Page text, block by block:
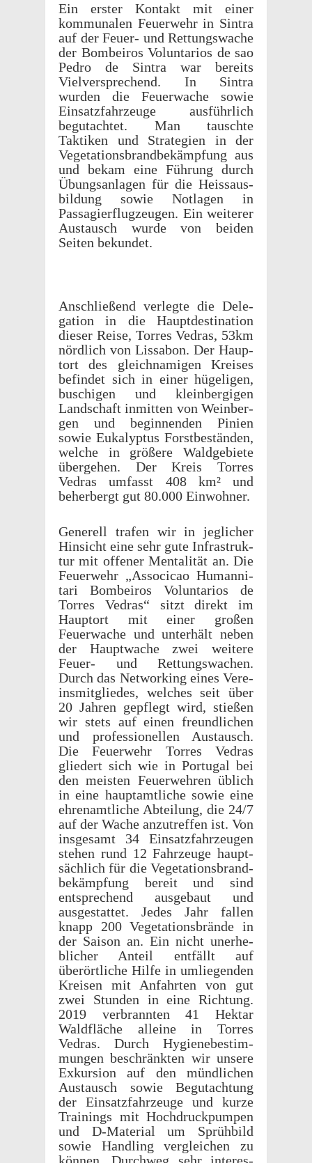
Ein erster Kontakt mit einer
kommu­nalen Feuer­wehr in Sintra
auf der Feuer- und Rettungswache
der Bombeiros Volun­tar­ios de sao
Pedro de Sintra war bere­its
Vielver­sprechend. In Sintra
wurden die Feuerwache sowie
Einsatz­fahrzeuge ausführlich
begutachtet. Man tauschte
Taktiken und Strate­gien in der
Vege­ta­tions­brand­bekämp­fung aus
und bekam eine Führung durch
Übungsan­la­gen für die Heis­saus­
bil­dung sowie Notla­gen in
Passagier­flugzeu­gen. Ein weit­erer
Austausch wurde von beiden
Seiten bekundet.
Anschließend verlegte die Dele­
ga­tion in die Haupt­des­ti­na­tion
dieser Reise, Torres Vedras, 53km
nördlich von Liss­abon. Der Haup­
tort des gleich­nami­gen Kreises
befindet sich in einer hügeli­gen,
buschi­gen und klein­bergi­gen
Land­schaft inmit­ten von Wein­ber­
gen und begin­nen­den Pinien
sowie Euka­lyp­tus Forst­bestän­den,
welche in größere Waldge­bi­ete
überge­hen. Der Kreis Torres
Vedras umfasst 408 km² und
beherbergt gut 80.000 Einwohner.
Generell trafen wir in jeglicher
Hinsicht eine sehr gute Infra­struk­
tur mit offener Mental­ität an. Die
Feuer­wehr „Asso­ci­cao Human­ni­
tari Bombeiros Volun­tar­ios de
Torres Vedras“ sitzt direkt im
Haup­tort mit einer großen
Feuerwache und unter­hält neben
der Hauptwache zwei weit­ere
Feuer- und Rettungswachen.
Durch das Network­ing eines Vere­
ins­mit­gliedes, welches seit über
20 Jahren gepflegt wird, stießen
wir stets auf einen freundlichen
und profes­sionellen Austausch.
Die Feuer­wehr Torres Vedras
gliedert sich wie in Portu­gal bei
den meis­ten Feuer­wehren üblich
in eine haup­tamtliche sowie eine
ehre­namtliche Abteilung, die 24/7
auf der Wache anzutr­e­f­fen ist. Von
insge­samt 34 Einsatz­fahrzeu­gen
stehen rund 12 Fahrzeuge haupt­
säch­lich für die Vege­ta­tions­brand­
bekämp­fung bereit und sind
entsprechend ausge­baut und
ausges­tat­tet. Jedes Jahr fallen
knapp 200 Vege­ta­tions­brände in
der Saison an. Ein nicht uner­he­
blicher Anteil entfällt auf
überörtliche Hilfe in umliegen­den
Kreisen mit Anfahrten von gut
zwei Stun­den in eine Rich­tung.
2019 verbran­nten 41 Hektar
Wald­fläche alleine in Torres
Vedras. Durch Hygien­ebes­tim­
mungen beschränk­ten wir unsere
Exkur­sion auf den mündlichen
Austausch sowie Begutach­tung
der Einsatz­fahrzeuge und kurze
Train­ings mit Hochdruck­pumpen
und D-Mate­r­ial um Sprüh­bild
sowie Handling vergle­ichen zu